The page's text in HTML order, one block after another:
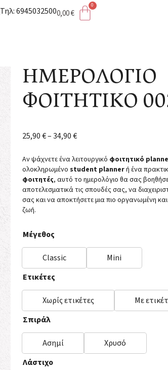
Τηλ: 69450325000,00€
ΗΜΕΡΟΛΟΓΙΟ
ΦΟΙΤΗΤΙΚΟ
25,90€– 34,90€
Αν ψάχνετε ένα λειτουργικό φοιτητικό
ολοκληρωμένο student plannerή ένα
φοιτητές, αυτό το ημερολόγιο θα σας
αποτελεσματικά τις σπουδές σας, να
σας και να αποκτήσετε μια πιο οργανωμένη
ζωή.
Μέγεθος
Classic
Mini
Ετικέτες
Χωρίς ετικέτες
Με
Σπιράλ
Ασημί
Χρυσό
Λάστιχο